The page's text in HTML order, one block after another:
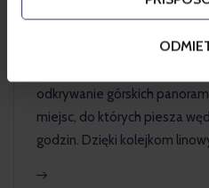
Tatrach
odkrywanie górskich
miejsc, do których piesza
godzin. Dzięki kolejkom